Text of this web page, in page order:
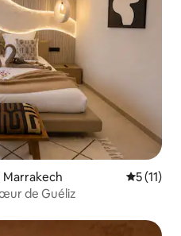
5 (11)
de Guéliz